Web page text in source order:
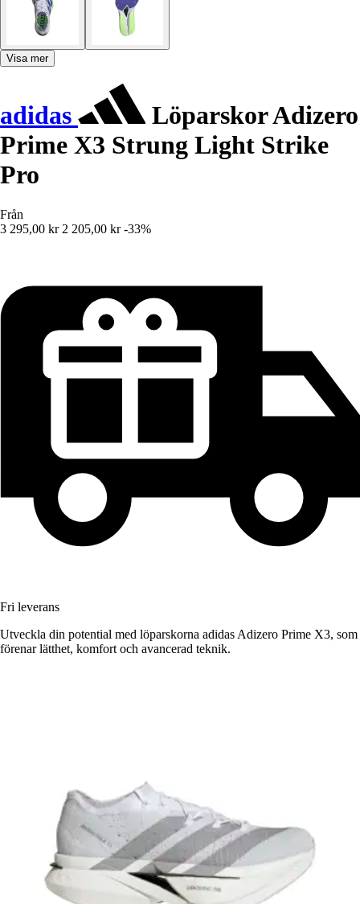
Visa mer
adidas
Löparskor Adizero
Prime X3 Strung Light Strike
Pro
Från
3 295,00 kr 2 205,00 kr -33%
Fri leverans
Utveckla din potential med löparskorna adidas Adizero Prime X3, som
förenar lätthet, komfort och avancerad teknik.